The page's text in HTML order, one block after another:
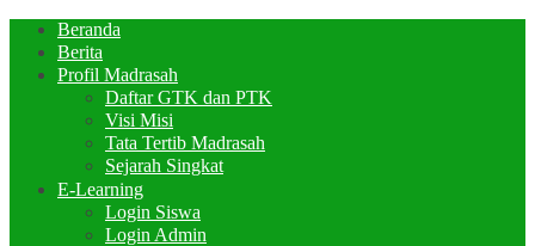
Beranda
Berita
Profil Madrasah
Daftar GTK dan PTK
Visi Misi
Tata Tertib Madrasah
Sejarah Singkat
E-Learning
Login Siswa
Login Admin